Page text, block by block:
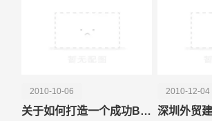
2010-10-06
关于如何打造一个成功B2C电子商城的几点建议
2010-12-04